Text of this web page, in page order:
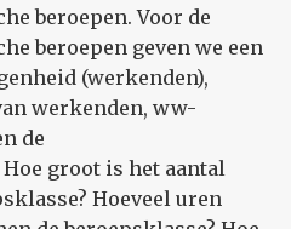
beroepen. Voor de
beroepen geven we een
(werkenden),
werkenden, ww-
de
groot is het aantal
Hoeveel uren